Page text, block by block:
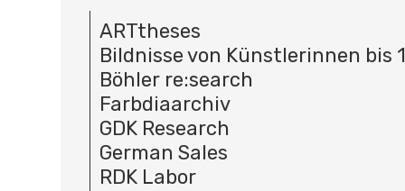
ARTtheses
Bildnisse von Künstlerinnen bis
Böhler re:search
Farbdiaarchiv
GDK Research
German Sales
RDK Labor